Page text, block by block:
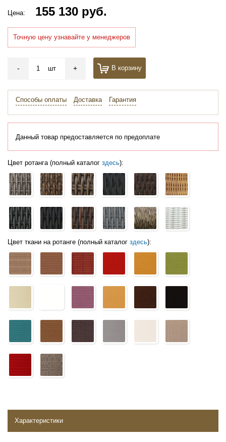
Цена: 155 130 руб.
Точную цену узнавайте у менеджеров
- шт + В корзину
Способы оплаты Доставка Гарантия
Данный товар предоставляется по предоплате
Цвет ротанга (полный каталог здесь):
Цвет ткани на ротанге (полный каталог здесь):
Характеристики